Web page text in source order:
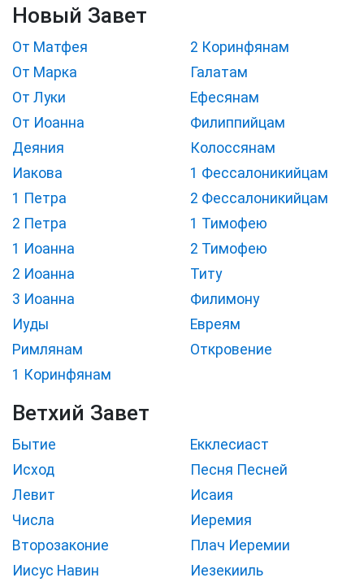
Новый Завет
От Матфея
От Марка
От Луки
От Иоанна
Деяния
Иакова
1 Петра
2 Петра
1 Иоанна
2 Иоанна
3 Иоанна
Иуды
Римлянам
1 Коринфянам
2 Коринфянам
Галатам
Ефесянам
Филиппийцам
Колоссянам
1 Фессалоникийцам
2 Фессалоникийцам
1 Тимофею
2 Тимофею
Титу
Филимону
Евреям
Откровение
Ветхий Завет
Бытие
Исход
Левит
Числа
Второзаконие
Иисус Навин
Екклесиаст
Песня Песней
Исаия
Иеремия
Плач Иеремии
Иезекииль